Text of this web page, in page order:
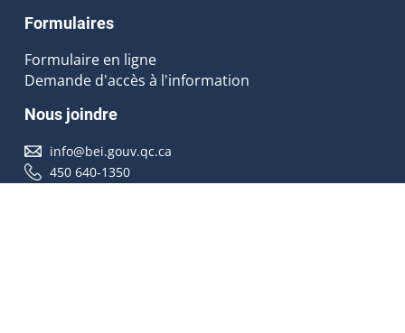
Formulaires
Formulaire en ligne
Demande d'accès à l'information
Nous joindre
info@bei.gouv.qc.ca
450 640-1350